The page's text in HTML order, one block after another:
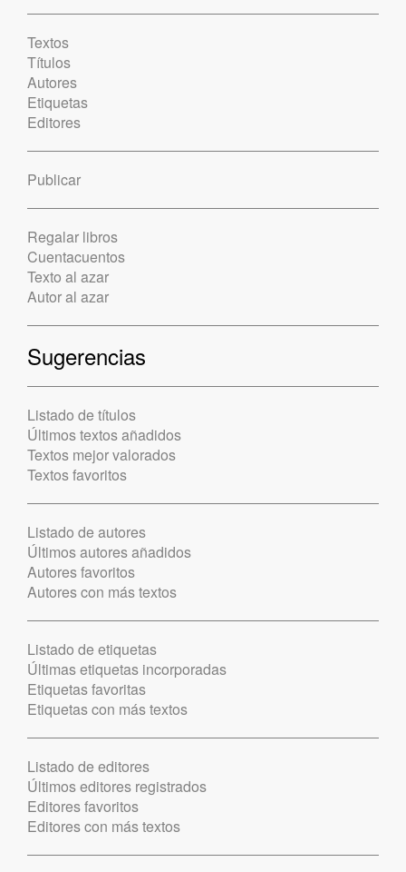
Textos
Títulos
Autores
Etiquetas
Editores
Publicar
Regalar libros
Cuentacuentos
Texto al azar
Autor al azar
Sugerencias
Listado de títulos
Últimos textos añadidos
Textos mejor valorados
Textos favoritos
Listado de autores
Últimos autores añadidos
Autores favoritos
Autores con más textos
Listado de etiquetas
Últimas etiquetas incorporadas
Etiquetas favoritas
Etiquetas con más textos
Listado de editores
Últimos editores registrados
Editores favoritos
Editores con más textos